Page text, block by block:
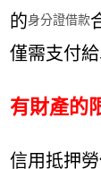
的身分證借款
僅需支付
有財產的
信用抵押